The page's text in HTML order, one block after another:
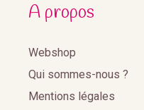
A propos
Webshop
Qui sommes-nous ?
Mentions légales